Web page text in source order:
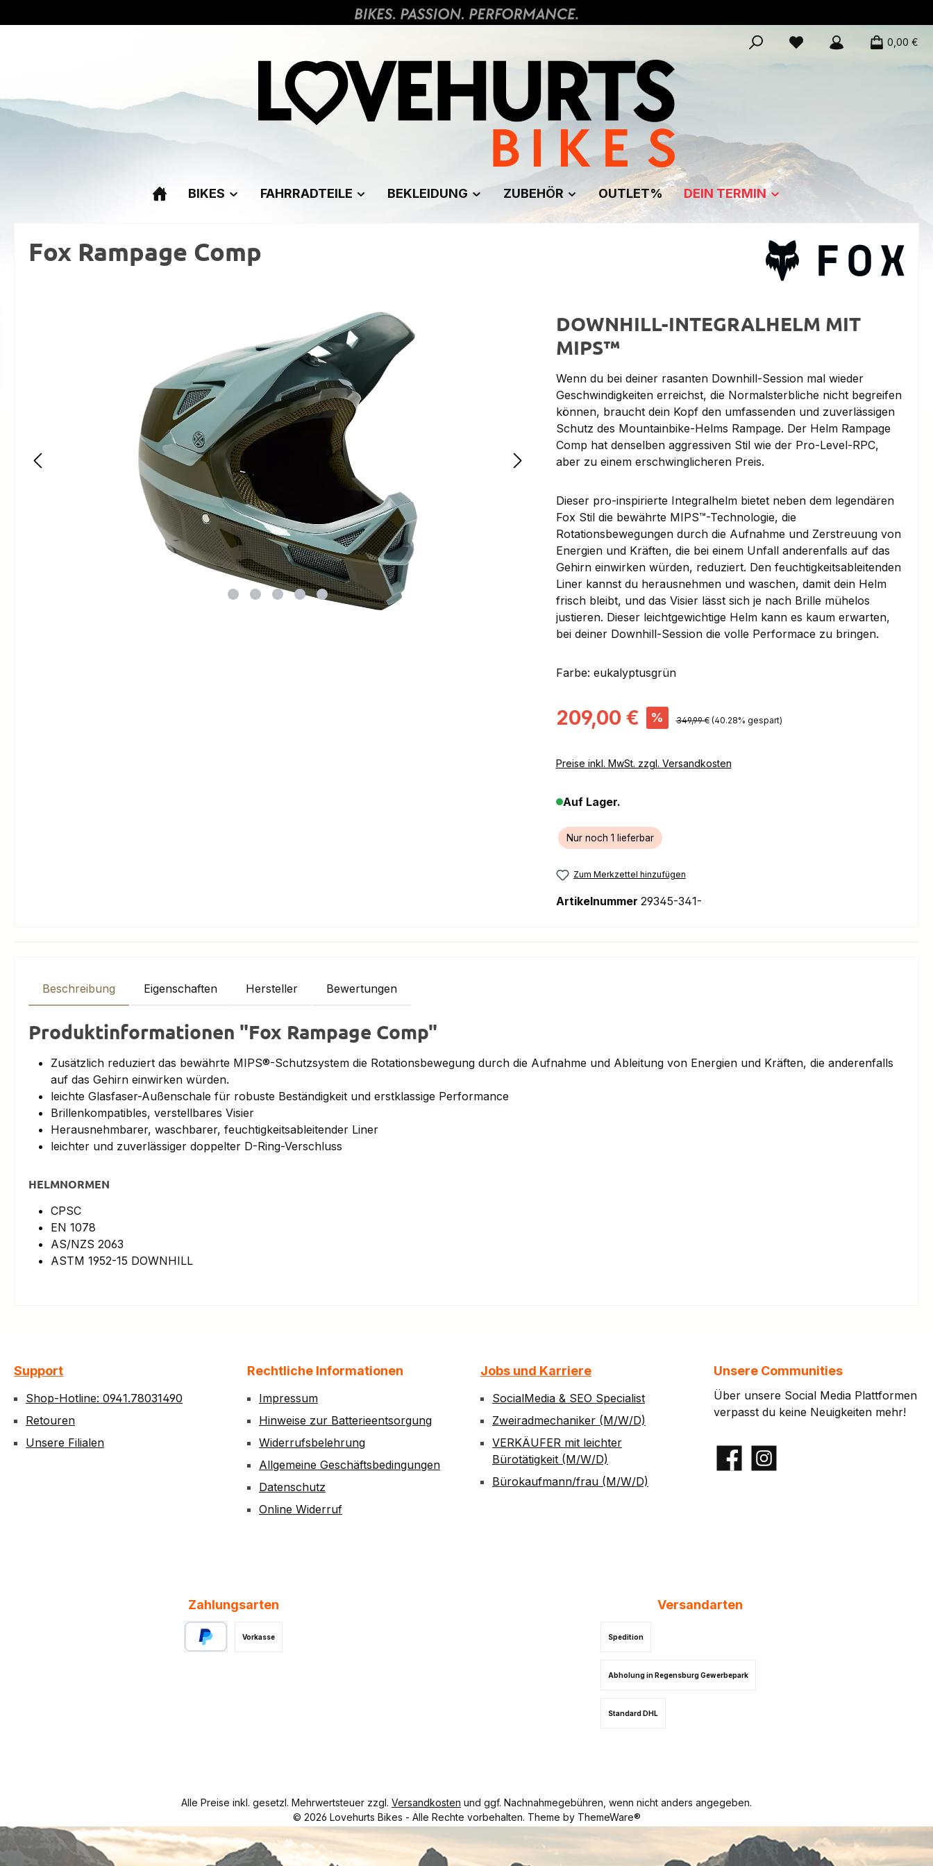
0,00 €
BIKES FAHRRADTEILE BEKLEIDUNG ZUBEHÖR OUTLET% DEIN TERMIN
Fox Rampage Comp
DOWNHILL-INTEGRALHELM MIT
MIPS™
Wenn du bei deiner rasanten Downhill-Session mal wieder
Geschwindigkeiten erreichst, die Normalsterbliche nicht begreifen
können, braucht dein Kopf den umfassenden und zuverlässigen
Schutz des Mountainbike-Helms Rampage. Der Helm Rampage
Comp hat denselben aggressiven Stil wie der Pro-Level-RPC,
aber zu einem erschwinglicheren Preis.
Dieser pro-inspirierte Integralhelm bietet neben dem legendären
Fox Stil die bewährte MIPS™-Technologie, die
Rotationsbewegungen durch die Aufnahme und Zerstreuung von
Energien und Kräften, die bei einem Unfall anderenfalls auf das
Gehirn einwirken würden, reduziert. Den feuchtigkeitsableitenden
Liner kannst du herausnehmen und waschen, damit dein Helm
frisch bleibt, und das Visier lässt sich je nach Brille mühelos
justieren. Dieser leichtgewichtige Helm kann es kaum erwarten,
bei deiner Downhill-Session die volle Performace zu bringen.
Farbe: eukalyptusgrün
Verkaufspreis:
209,00 € % Regulärer Preis:
349,99 € (40.28% gespart)
Preise inkl. MwSt. zzgl. Versandkosten
Auf Lager.
Nur noch 1 lieferbar
Zum Merkzettel hinzufügen
Artikelnummer 29345-341-
Beschreibung Eigenschaften Hersteller Bewertungen
Produktinformationen "Fox Rampage Comp"
Zusätzlich reduziert das bewährte MIPS®-Schutzsystem die Rotationsbewegung durch die Aufnahme und Ableitung von Energien und Kräften, die anderenfalls
auf das Gehirn einwirken würden.
leichte Glasfaser-Außenschale für robuste Beständigkeit und erstklassige Performance
Brillenkompatibles, verstellbares Visier
Herausnehmbarer, waschbarer, feuchtigkeitsableitender Liner
leichter und zuverlässiger doppelter D-Ring-Verschluss
HELMNORMEN
CPSC
EN 1078
AS/NZS 2063
ASTM 1952-15 DOWNHILL
Support
Shop-Hotline: 0941.78031490
Retouren
Unsere Filialen
Rechtliche Informationen
Impressum
Hinweise zur Batterieentsorgung
Widerrufsbelehrung
Allgemeine Geschäftsbedingungen
Datenschutz
Online Widerruf
Jobs und Karriere
SocialMedia & SEO Specialist
Zweiradmechaniker (M/W/D)
VERKÄUFER mit leichter
Bürotätigkeit (M/W/D)
Bürokaufmann/frau (M/W/D)
Unsere Communities
Über unsere Social Media Plattformen
verpasst du keine Neuigkeiten mehr!
FacebookInstagram
Zahlungsarten
Vorkasse
Versandarten
Standard DHL
Spedition
Abholung in Regensburg Gewerbepark
Alle Preise inkl. gesetzl. Mehrwertsteuer zzgl. Versandkosten und ggf. Nachnahmegebühren, wenn nicht anders angegeben.
© 2026 Lovehurts Bikes - Alle Rechte vorbehalten. Theme by ThemeWare®